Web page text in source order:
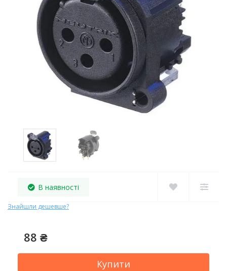
В наявності
Знайшли дешевше?
88 ₴
Купити